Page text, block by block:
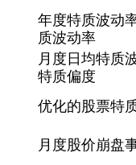
年度特质波动
质波动率
月度日均特质
特质偏度
优化的股票特
月度股价崩盘